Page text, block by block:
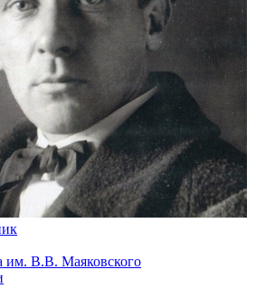
им. В.В. Маяковского